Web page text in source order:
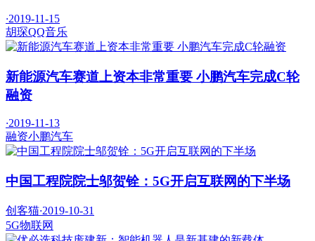
·2019-11-15
胡琛QQ音乐
新能源汽车赛道上资本非常重要 小鹏汽车完成C轮
融资
·2019-11-13
融资小鹏汽车
中国工程院院士邬贺铨：5G开启互联网的下半场
创客猫·2019-10-31
5G物联网